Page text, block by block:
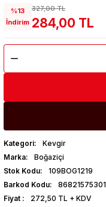
%13
İndirim
327,00 TL
284,00 TL
Kategori
Kevgir
Marka
Boğaziçi
Stok Kodu
109BOG1219
Barkod Kodu
Fiyat
272,50 TL + KDV